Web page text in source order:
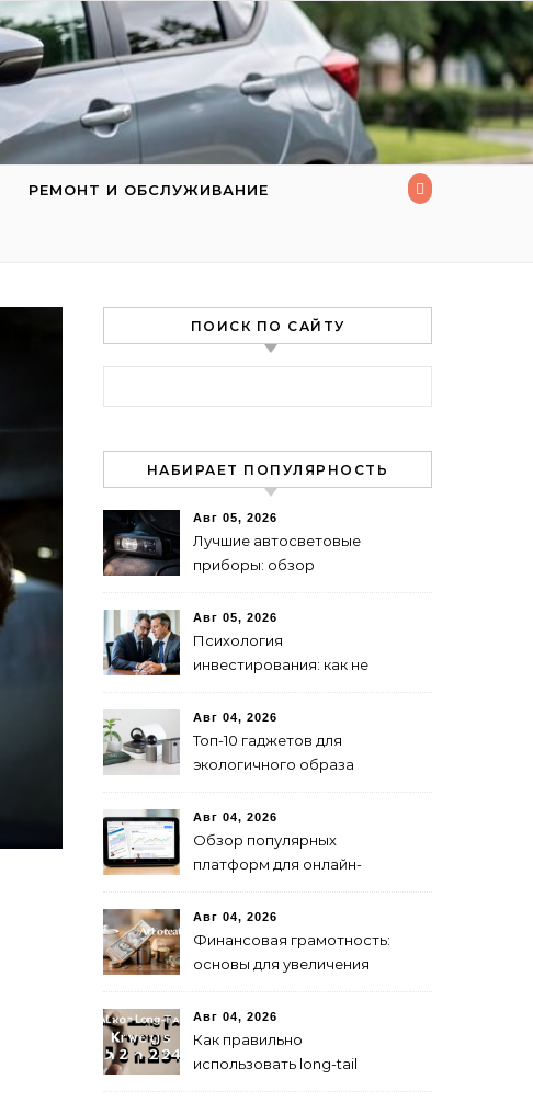
РЕМОНТ И ОБСЛУЖИВАНИЕ
ПОИСК ПО САЙТУ
НАБИРАЕТ ПОПУЛЯРНОСТЬ
Авг 05, 2026
Лучшие автосветовые
приборы: обзор
безопасной езды
Авг 05, 2026
Психология
инвестирования: как не
рынка
Авг 04, 2026
Топ-10 гаджетов для
экологичного образа
Авг 04, 2026
Обзор популярных
платформ для онлайн-
Авг 04, 2026
Финансовая грамотность:
основы для увеличения
Авг 04, 2026
Как правильно
использовать long-tail